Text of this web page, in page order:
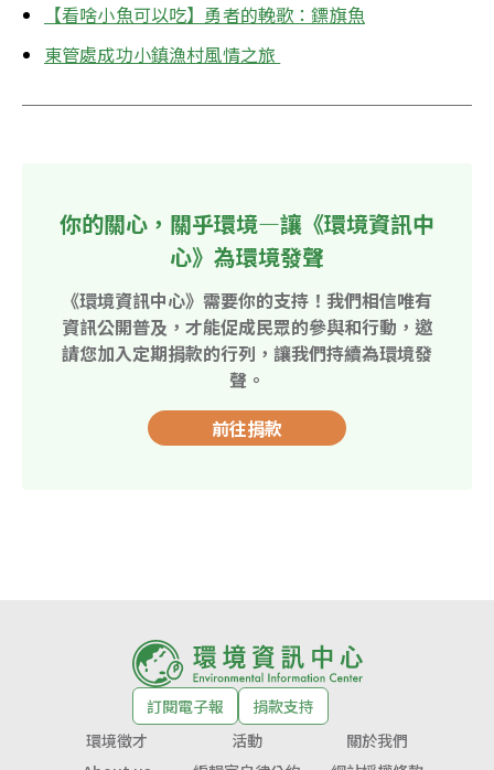
【看啥小魚可以吃】勇者的輓歌：鏢旗魚
東管處成功小鎮漁村風情之旅
你的關心，關乎環境—讓《環境資訊中
心》為環境發聲
《環境資訊中心》需要你的支持！我們相信唯有
資訊公開普及，才能促成民眾的參與和行動，邀
請您加入定期捐款的行列，讓我們持續為環境發
聲。
前往捐款
訂閱電子報
捐款支持
環境徵才
活動
關於我們